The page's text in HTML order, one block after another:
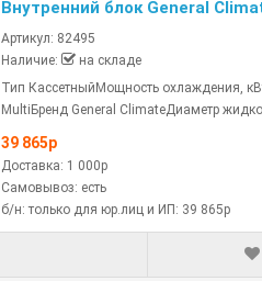
Внутренний блок General
Артикул: 82495
Наличие:
на складе
Тип КассетныйМощность охлаждения,
MultiБренд General ClimateДиаметр
39 865р
Доставка: 1 000р
Самовывоз: есть
б/н: только для юр.лиц и ИП: 39 865р